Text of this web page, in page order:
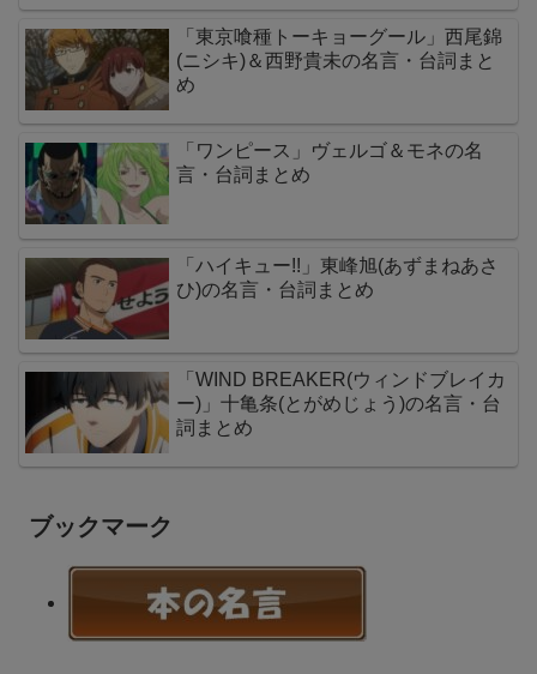
「東京喰種トーキョーグール」西尾錦
(ニシキ)＆西野貴未の名言・台詞まと
め
「ワンピース」ヴェルゴ＆モネの名
言・台詞まとめ
「ハイキュー!!」東峰旭(あずまねあさ
ひ)の名言・台詞まとめ
「WIND BREAKER(ウィンドブレイカ
ー)」十亀条(とがめじょう)の名言・台
詞まとめ
ブックマーク